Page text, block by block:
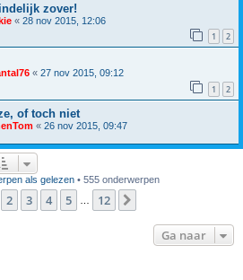
zover!
« 28 nov 2015, 12:06
1 2
« 27 nov 2015, 09:12
1 2
of toch niet
« 26 nov 2015, 09:47
als gelezen• 555 onderwerpen
van 12
2 3 4 5 12
Ga naar